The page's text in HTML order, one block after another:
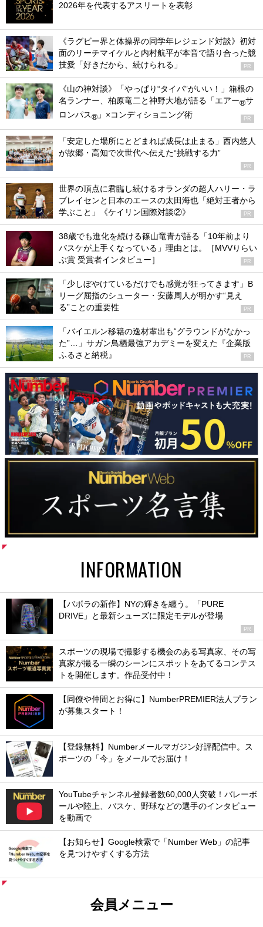
2026年を代表するアスリートを表彰
《ラグビー界と体操界の同学年レジェンド対談》初対
面のリーチマイケルと内村航平が本音で語り合った競
技愛「好きだから、続けられる」
PR
《山の神対談》「やっぱり“タイパ”がいい！」箱根の
名ランナー、柏原竜二と神野大地が語る「エアー®サ
ロンパス® 」×コンディショニング術 PR
「安定した場所にとどまれば成長は止まる」西内悠人
が故郷・高知で次世代へ伝えた“挑戦する力”
PR
世界の頂点に君臨し続けるオランダの超人ハリー・ラ
ブレイセンと日本のエースの太田海也「絶対王者から
学ぶこと」《ケイリン国際対談②》
PR
38歳でも進化を続ける篠山竜青が語る「10年前より
バスケが上手くなっている」理由とは。［MVVりらい
ぶ賞 受賞者インタビュー］
PR
「少しぼやけているだけでも感覚が狂ってきます」B
リーグ屈指のシューター・安藤周人が明かす“見え
る”ことの重要性
PR
「バイエルン移籍の逸材輩出も“グラウンドがなかっ
た”…」サガン鳥栖最強アカデミーを変えた『企業版
ふるさと納税』
PR
INFORMATION
【バボラの新作】NYの輝きを纏う。「PURE
DRIVE」と最新シューズに限定モデルが登場
PR
スポーツの現場で撮影する機会のある写真家、その写
真家が撮る一瞬のシーンにスポットをあてるコンテス
トを開催します。作品受付中！
【同僚や仲間とお得に】NumberPREMIER法人プラン
が募集スタート！
【登録無料】Numberメールマガジン好評配信中。ス
ポーツの「今」をメールでお届け！
YouTubeチャンネル登録者数60,000人突破！バレーボ
ールや陸上、バスケ、野球などの選手のインタビュー
を動画で
【お知らせ】Google検索で「Number Web」の記事
を見つけやすくする方法
会員メニュー